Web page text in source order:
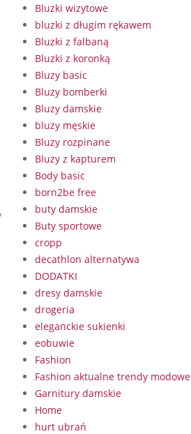
Bluzki wizytowe
bluzki z długim rękawem
Bluzki z falbaną
Bluzki z koronką
Bluzy basic
Bluzy bomberki
Bluzy damskie
bluzy męskie
Bluzy rozpinane
Bluzy z kapturem
Body basic
born2be free
buty damskie
Buty sportowe
cropp
decathlon alternatywa
DODATKI
dresy damskie
drogeria
eleganckie sukienki
eobuwie
Fashion
Fashion aktualne trendy modowe
Garnitury damskie
Home
hurt ubrań